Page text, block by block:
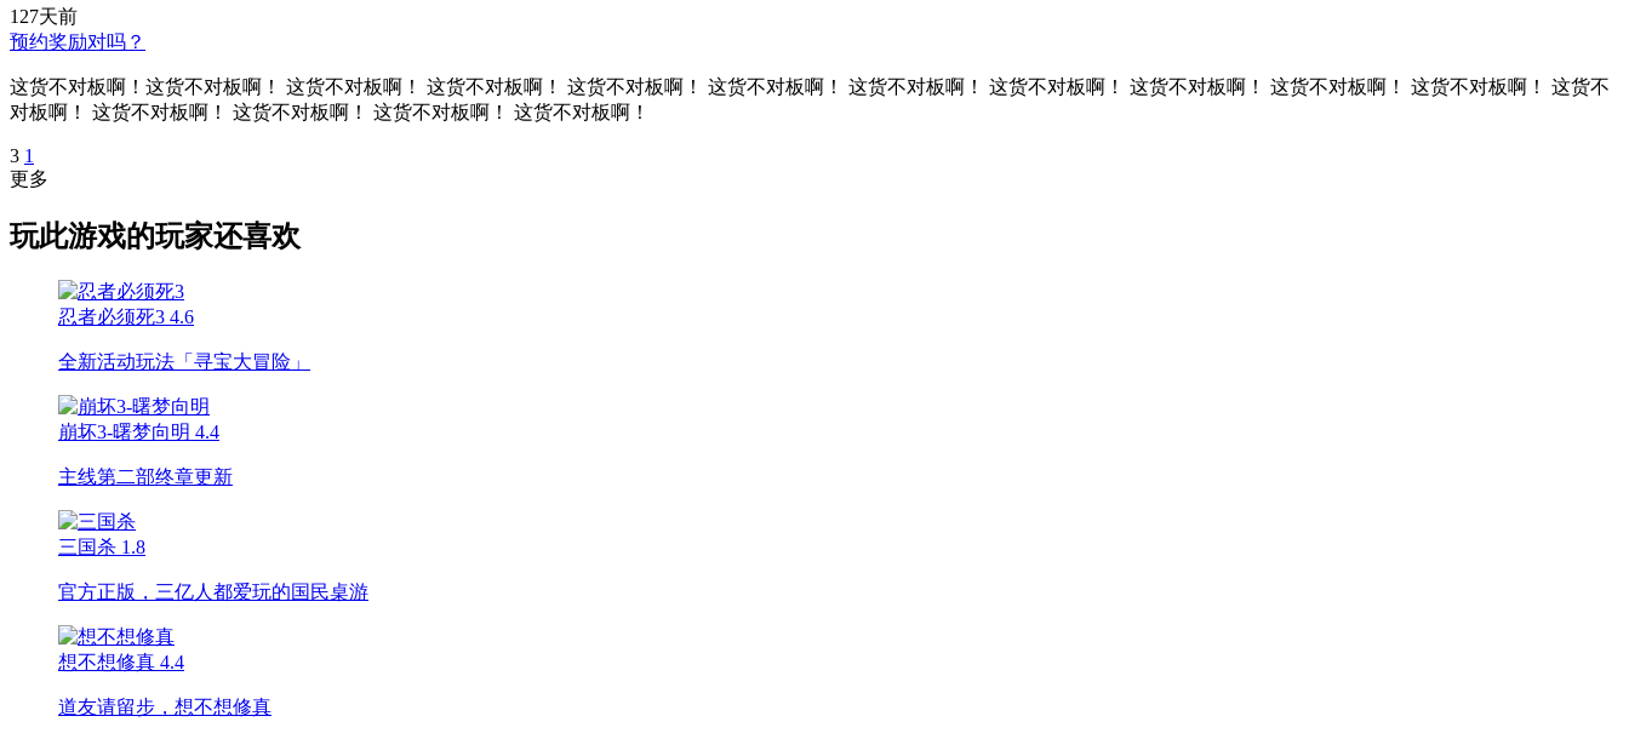
127天前
预约奖励对吗？
这货不对板啊！这货不对板啊！ 这货不对板啊！ 这货不对板啊！ 这货不对板啊！ 这货不对板啊！ 这货不对板啊！ 这货不对板啊！ 这货不对板啊！ 这货不对板啊！ 这货不对板啊！ 这货不
对板啊！ 这货不对板啊！ 这货不对板啊！ 这货不对板啊！ 这货不对板啊！
3 1
更多
玩此游戏的玩家还喜欢
忍者必须死3 4.6
全新活动玩法「寻宝大冒险」
崩坏3-曙梦向明 4.4
主线第二部终章更新
三国杀 1.8
官方正版，三亿人都爱玩的国民桌游
想不想修真 4.4
道友请留步，想不想修真